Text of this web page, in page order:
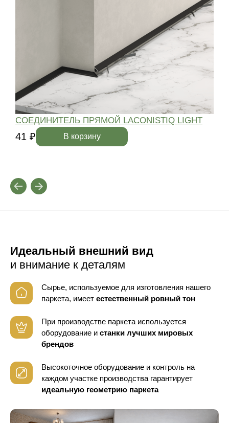
СОЕДИНИТЕЛЬ ПРЯМОЙ LACONISTIQ LIGHT
41 ₽ В корзину
Идеальный внешний вид
и внимание к деталям
Сырье, используемое для изготовления нашего
паркета, имеет естественный ровный тон
При производстве паркета используется
оборудование и станки лучших мировых
брендов
Высокоточное оборудование и контроль на
каждом участке производства гарантирует
идеальную геометрию паркета